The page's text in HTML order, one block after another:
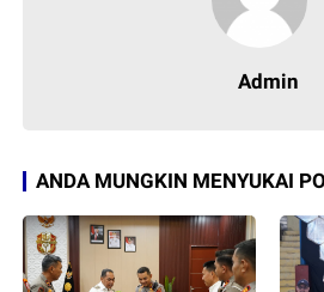
Admin
ANDA MUNGKIN MENYUKAI